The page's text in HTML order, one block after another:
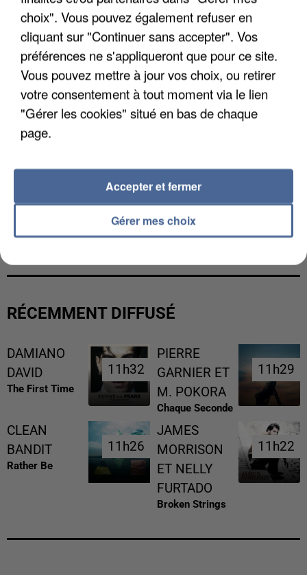
L’UN DES FONDATEURS SUPPOSÉS DE LA DZ
MAFIA INTERPELLÉ EN ALGÉRIE
RÉCEMMENT DIFFUSÉ
DAMIANO
DAVID
The First Time
11h32
11h32
PIERRE
GARNIER ET
M. POKORA
Chaque Seconde
11h29
11h29
CLEAN
BANDIT
Rather Be
11h26
11h26
JAMES
MORRISON
ET NELLY
FURTADO
Broken Strings
11h22
11h22
choix". Vous pouvez également refuser en
cliquant sur "Continuer sans accepter". Vos
préférences ne s'appliqueront que pour ce site.
Vous pouvez mettre à jour vos choix, ou retirer
votre consentement à tout moment via le lien
"Gérer les cookies" situé en bas de chaque
page.
Gérer mes choix
Accepter et fermer